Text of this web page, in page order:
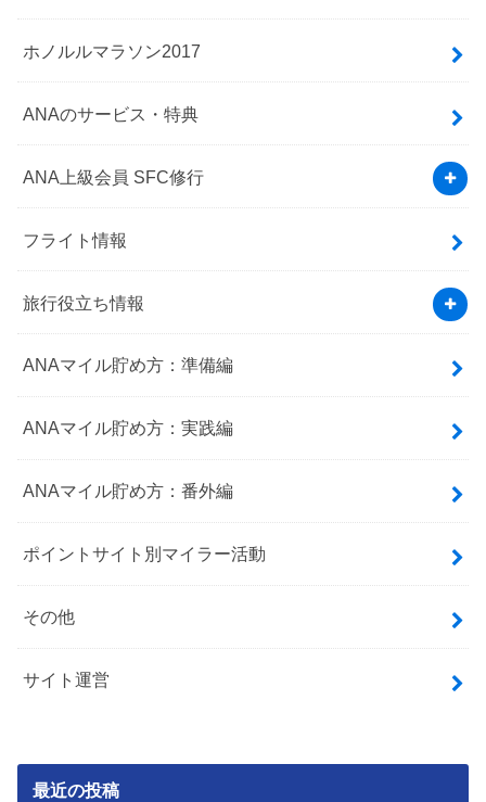
ホノルルマラソン2017
ANAのサービス・特典
ANA上級会員 SFC修行
フライト情報
旅行役立ち情報
ANAマイル貯め方：準備編
ANAマイル貯め方：実践編
ANAマイル貯め方：番外編
ポイントサイト別マイラー活動
その他
サイト運営
最近の投稿